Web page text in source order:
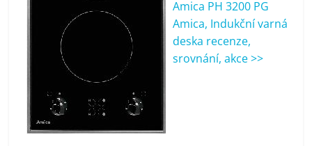
telefony,
kávovary,
bazény
Nejlepší
elektronika
Amica PH 3200 PG
Amica, Indukční varná
deska recenze,
srovnání, akce >>